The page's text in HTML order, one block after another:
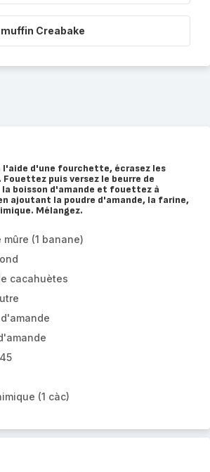
Creabake
l'aide d'une fourchette, écrasez les
puis versez le beurre de
boisson d'amande et fouettez à
ajoutant la poudre d'amande, la farine,
Mélangez.
mûre (1 banane)
cacahuètes
(1 càc)